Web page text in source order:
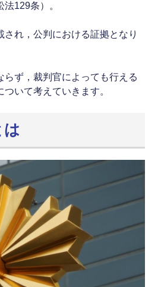
129条）。
れ，公判における証拠となり
らず，裁判官によっても行える
いて考えていきます。
は